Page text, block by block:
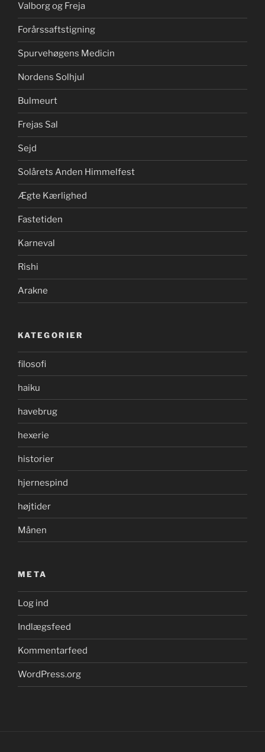
Valborg og Freja
Forårssaftstigning
Spurvehøgens Medicin
Nordens Solhjul
Bulmeurt
Frejas Sal
Sejd
Solårets Anden Himmelfest
Ægte Kærlighed
Fastetiden
Karneval
Rishi
Arakne
KATEGORIER
filosofi
haiku
havebrug
hexerie
historier
hjernespind
højtider
Månen
META
Log ind
Indlægsfeed
Kommentarfeed
WordPress.org